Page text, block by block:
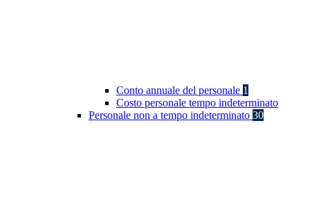
Conto annuale del personale 1
Costo personale tempo indeterminato
Personale non a tempo indeterminato 30